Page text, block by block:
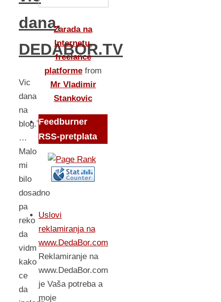
dana,
DEDABOR.TV
Vic
dana
na
blog.TV
…
Malo
mi
bilo
dosadno
pa
reko
da
vidm
kako
ce
da
Zarada na
Internetu,
freelance
platforme from
Mr Vladimir
Stankovic
Feedburner
RSS-pretplata
Uslovi
reklamiranja na
www.DedaBor.com
Reklamiranje na
www.DedaBor.com
je Vaša potreba a
moje